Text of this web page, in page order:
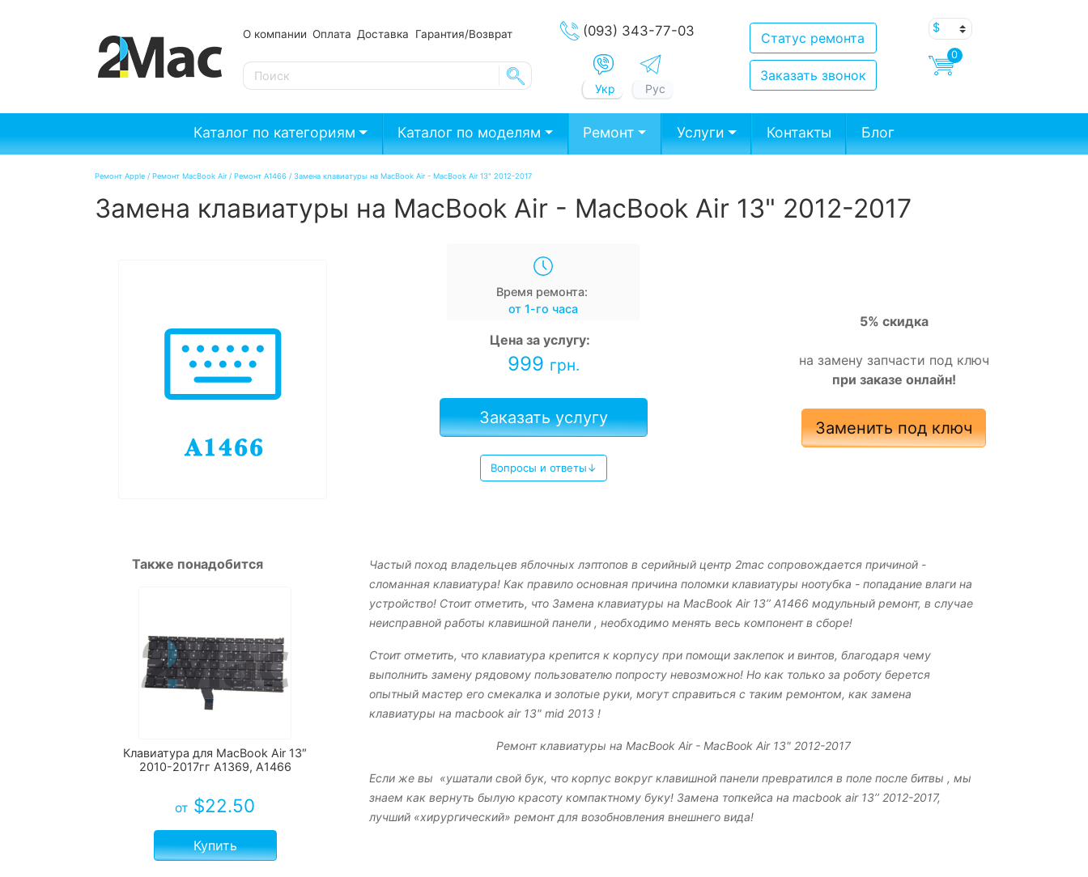
О компании Оплата Доставка Гарантия/Возврат
SE
(093) 343-77-03
Укр Рус
Статус ремонта
Заказать звонок
0
Каталог по категориям Каталог по моделям Ремонт Услуги Контакты Блог
Ремонт Apple / Ремонт MacBook Air / Ремонт A1466 / Замена клавиатуры на MacBook Air - MacBook Air 13" 2012-2017
Замена клавиатуры на MacBook Air - MacBook Air 13" 2012-2017
Время ремонта:
от 1-го часа
Цена за услугу:
999 грн.
Заказать услугу
Вопросы и ответы↓
5% скидка
на замену запчасти под ключ
при заказе онлайн!
Заменить под ключ
Также понадобится
Клавиатура для MacBook Air 13″
2010-2017гг A1369, A1466
от $22.50
Купить
Частый поход владельцев яблочных лэптопов в серийный центр 2mac сопровождается причиной -
сломанная клавиатура! Как правило основная причина поломки клавиатуры ноотубка - попадание влаги на
устройство! Стоит отметить, что Замена клавиатуры на MacBook Air 13’’ A1466 модульный ремонт, в случае
неисправной работы клавишной панели , необходимо менять весь компонент в сборе!
Стоит отметить, что клавиатура крепится к корпусу при помощи заклепок и винтов, благодаря чему
выполнить замену рядовому пользователю попросту невозможно! Но как только за роботу берется
опытный мастер его смекалка и золотые руки, могут справиться с таким ремонтом, как замена
клавиатуры на macbook air 13" mid 2013 !
Ремонт клавиатуры на MacBook Air - MacBook Air 13" 2012-2017
Если же вы «ушатали свой бук, что корпус вокруг клавишной панели превратился в поле после битвы , мы
знаем как вернуть былую красоту компактному буку! Замена топкейса на macbook air 13’’ 2012-2017,
лучший «хирургический» ремонт для возобновления внешнего вида!